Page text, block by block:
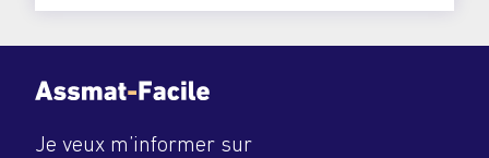
Je veux m’informer sur